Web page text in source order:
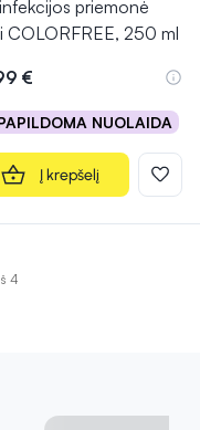
priemonė
COLORFREE, 250 ml
€
NUOLAIDA
Į krepšelį
4